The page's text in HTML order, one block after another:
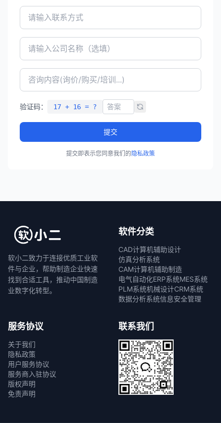
验证码： 17 + 16 = ?
提交
提交即表示您同意我们的隐私政策
软小二致力于连接优质工业软
件与企业，帮助制造企业快速
找到合适工具，推动中国制造
业数字化转型。
软件分类
CAD计算机辅助设计
仿真分析系统
CAM计算机辅助制造
电气自动化ERP系统MES系统
PLM系统机械设计CRM系统
数据分析系统信息安全管理
服务协议
关于我们
隐私政策
用户服务协议
服务商入驻协议
版权声明
免责声明
联系我们